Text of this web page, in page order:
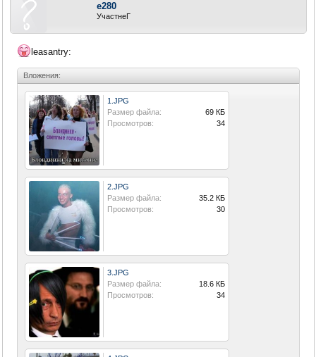
e280
УчастнеГ
leasantry:
Вложения:
1.JPG
Размер файла:
69 КБ
Просмотров:
34
2.JPG
Размер файла:
35.2 КБ
Просмотров:
30
3.JPG
Размер файла:
18.6 КБ
Просмотров:
34